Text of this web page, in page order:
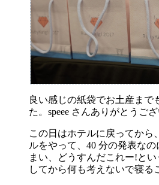
良い感じの紙袋でお土産まで
た。speee さんありがとうござ
この日はホテルに戻ってから
ルをやって、40 分の発表なの
まい、どうすんだこれー!と
してから何も考えないで寝る